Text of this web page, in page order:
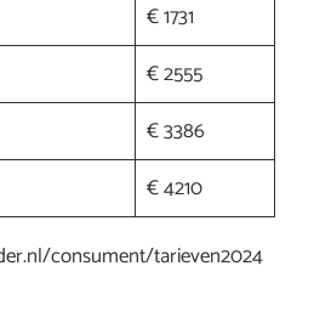
€ 1731
€ 2555
€ 3386
€ 4210
consument/tarieven2024